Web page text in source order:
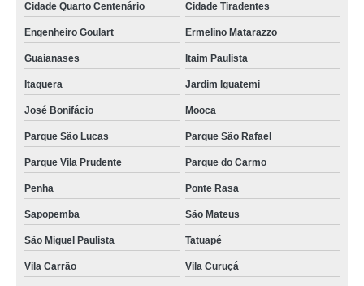
Cidade Quarto Centenário Cidade Tiradentes
Engenheiro Goulart Ermelino Matarazzo
Guaianases Itaim Paulista
Itaquera Jardim Iguatemi
José Bonifácio Mooca
Parque São Lucas Parque São Rafael
Parque Vila Prudente Parque do Carmo
Penha Ponte Rasa
Sapopemba São Mateus
São Miguel Paulista Tatuapé
Vila Carrão Vila Curuçá